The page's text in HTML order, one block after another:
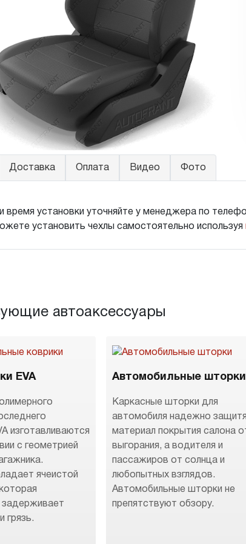
Доставка Оплата Видео Фото
время установки уточняйте у менеджера по
установить чехлы самостоятельно используя
автоаксессуары
EVA
изготавливаются
с геометрией
ячеистой
грязь.
Автомобильные шторки
Каркасные шторки для
автомобиля надежно
материал покрытия салона
выгорания, а водителя и
пассажиров от солнца и
любопытных взглядов.
Автомобильные шторки не
препятствуют обзору.